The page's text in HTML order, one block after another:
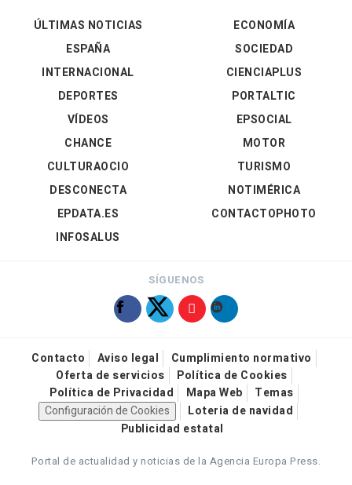
ÚLTIMAS NOTICIAS
ESPAÑA
INTERNACIONAL
DEPORTES
VÍDEOS
ECONOMÍA
SOCIEDAD
CIENCIAPLUS
PORTALTIC
EPSOCIAL
CHANCE
CULTURAOCIO
DESCONECTA
EPDATA.ES
INFOSALUS
MOTOR
TURISMO
NOTIMÉRICA
CONTACTOPHOTO
SÍGUENOS
Contacto Aviso legal
Cumplimiento normativo
Oferta de servicios
Política de Cookies
Política de Privacidad
Mapa Web
Temas
Configuración de Cookies
Loteria de navidad
Publicidad estatal
Portal de actualidad y noticias de la Agencia Europa Press.